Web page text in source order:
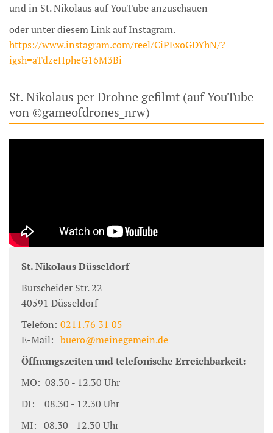
und in St. Nikolaus auf YouTube anzuschauen
oder unter diesem Link auf Instagram.
https://www.instagram.com/reel/CiPExoGDYhN/?
igsh=aTdzeHpheG16M3Bi
St. Nikolaus per Drohne gefilmt (auf YouTube
von ©gameofdrones_nrw)
St. Nikolaus Düsseldorf
Burscheider Str. 22
40591 Düsseldorf
Telefon: 0211.76 31 05
E-Mail: buero@meinegemein.de
Öffnungszeiten und telefonische Erreichbarkeit:
MO: 08.30 - 12.30 Uhr
DI: 08.30 - 12.30 Uhr
MI: 08.30 - 12.30 Uhr